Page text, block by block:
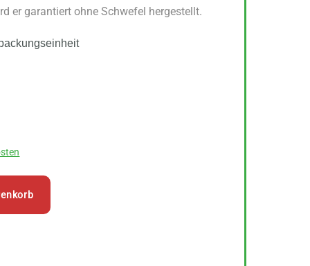
er garantiert ohne Schwefel hergestellt.